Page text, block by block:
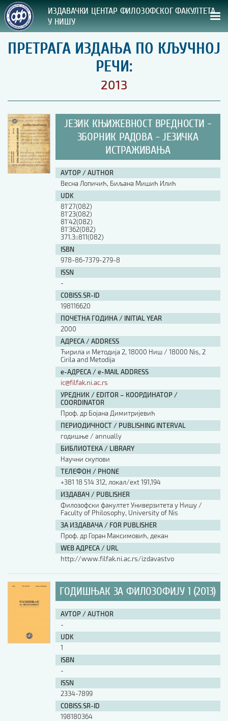
ИЗДАВАЧКИ ЦЕНТАР ФИЛОЗОФСКОГ ФАКУЛТЕТА
У НИШУ
СВА НАША ИЗДАЊА
ВРСТА ИЗДАЊА:
ПРЕГЛЕД
УПУТСТВА
УПУТСТВА
Правилник о издавачкој делатности
Упутство ауторима
Упутство уредницима
Изјава о ауторству
Изјава о лектури
Изјава о коришћењу ауторског дела
Упутство за бирање лиценце
Уговор са аутором
Шаблон прве стране и импресума [B5, ћир]
Шаблон прве стране и импресума [B5, лат]
Шаблон прве стране и импресума [B5, енг]
Етички кодекс
ПРЕТРАГА ИЗДАЊА
Наслов или део наслова
АУТОР / AUTHOR
DOI
ПРЕТРАГА ИЗДАЊА ПО КЉУЧНОЈ
РЕЧИ:
2013
ЈЕЗИК КЊИЖЕВНОСТ ВРЕДНОСТИ -
ЗБОРНИК РАДОВА - ЈЕЗИЧКА
ИСТРАЖИВАЊА
АУТОР / AUTHOR
Весна Лопичић, Биљана Мишић Илић
UDK
81'27(082)
81'23(082)
81'42(082)
81'362(082)
371.3::811(082)
ISBN
978-86-7379-279-8
ISSN
-
COBISS.SR-ID
198116620
ПОЧЕТНА ГОДИНА / INITIAL YEAR
2000
АДРЕСА / ADDRESS
Ћирила и Методија 2, 18000 Ниш / 18000 Nis, 2
Cirila and Metodija
е-АДРЕСА / e-MAIL ADDRESS
ic@filfak.ni.ac.rs
УРЕДНИК / EDITOR – КООРДИНАТОР /
COORDINATOR
Проф. др Бојана Димитријевић
ПЕРИОДИЧНОСТ / PUBLISHING INTERVAL
годишње / annually
БИБЛИОТЕКА / LIBRARY
Научни скупови
ТЕЛЕФОН / PHONE
+381 18 514 312, локал/ext 191,194
ИЗДАВАЧ / PUBLISHER
Филозофски факултет Универзитета у Нишу /
Faculty of Philosophy, University of Nis
ЗА ИЗДАВАЧА / FOR PUBLISHER
Проф. др Горан Максимовић, декан
WEB АДРЕСА / URL
http://www.filfak.ni.ac.rs/izdavastvo
ГОДИШЊАК ЗА ФИЛОЗОФИЈУ 1 (2013)
АУТОР / AUTHOR
-
UDK
1
ISBN
-
ISSN
2334-7899
COBISS.SR-ID
198180364